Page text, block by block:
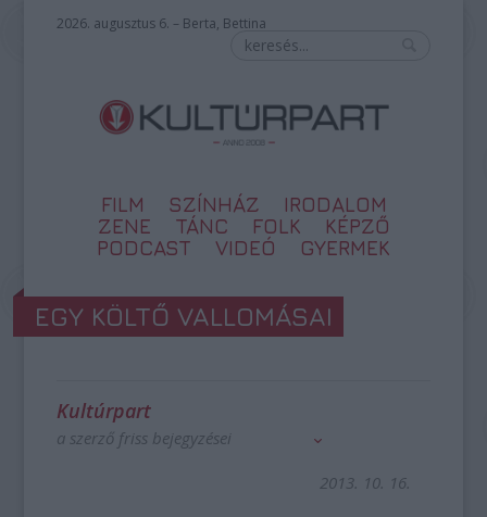
2026. augusztus 6. – Berta, Bettina
FILM SZÍNHÁZ
IRODALOM
ZENE
TÁNC FOLK
KÉPZŐ
PODCAST
VIDEÓ GYERMEK
EGY KÖLTŐ VALLOMÁSAI
Kultúrpart
a szerző friss bejegyzései
2013. 10. 16.